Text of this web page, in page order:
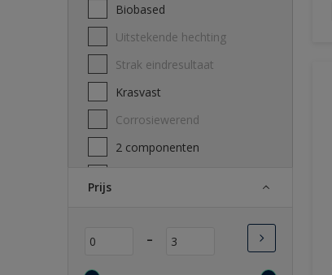
Biobased
Uitstekende hechting
Strak eindresultaat
Krasvast
Corrosiewerend
2 componenten
Wasbaar
Prijs
-